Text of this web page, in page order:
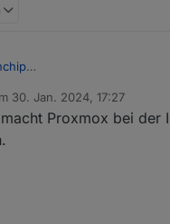
erstmal mit Proxmox
genau, in Zukunft werde
aber erstmal die eine
Windoof Kind. Da kenne ich
30. Jan. 2024, 17:27
von
Proxmox bei der